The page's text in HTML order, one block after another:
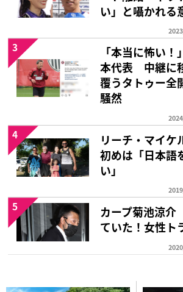
い」と囁かれる
「本当に怖い
本代表 中継に
覆うタトゥー全
騒然
3
リーチ・マイケ
初めは「日本語
い」
4
カープ菊池涼
ていた！女性ト
5